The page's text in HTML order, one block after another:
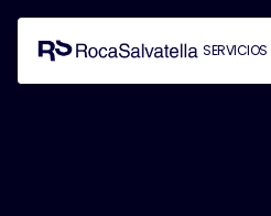
SERVICIOS